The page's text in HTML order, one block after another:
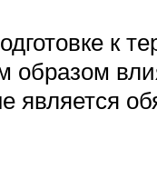
к
образом